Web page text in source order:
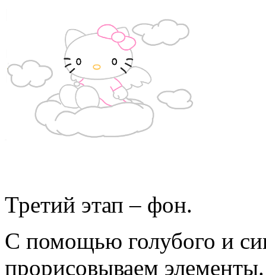
Третий этап – фон.
С помощью голубого и
прорисовываем элементы.